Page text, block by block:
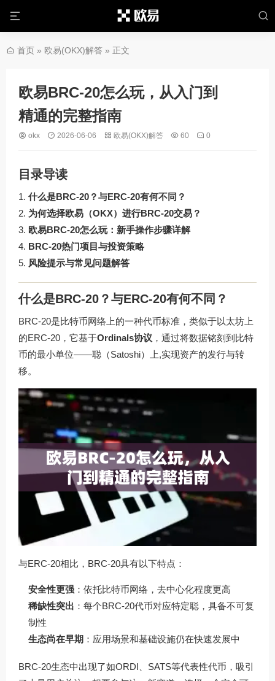
首页 » 欧易(OKX)解答 » 正文
欧易BRC-20怎么玩，从入门到
精通的完整指南
okx 2026-06-06 欧易(OKX)解答 60 0
目录导读
什么是BRC-20？与ERC-20有何不同？
为何选择欧易（OKX）进行BRC-20交易？
欧易BRC-20怎么玩：新手操作步骤详解
BRC-20热门项目与投资策略
风险提示与常见问题解答
什么是BRC-20？与ERC-20有何不同？
BRC-20是比特币网络上的一种代币标准，类似于以太坊上
的ERC-20，它基于Ordinals协议 ，通过将数据铭刻到比特
币的最小单位——聪（Satoshi）上,实现资产的发行与转
移。
与ERC-20相比，BRC-20具有以下特点：
安全性更强 ：依托比特币网络，去中心化程度更高
稀缺性突出 ：每个BRC-20代币对应特定聪，具备不可复
制性
生态尚在早期 ：应用场景和基础设施仍在快速发展中
BRC-20生态中出现了如ORDI、SATS等代表性代币，吸引